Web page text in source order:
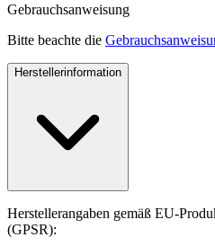
Gebrauchsanweisung
Bitte beachte die
Herstellerinformation
Herstellerangaben gemäß EU-
(GPSR):